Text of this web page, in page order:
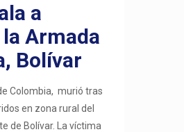
a
Armada
Bolívar
Colombia, murió tras
en zona rural del
de Bolívar. La víctima